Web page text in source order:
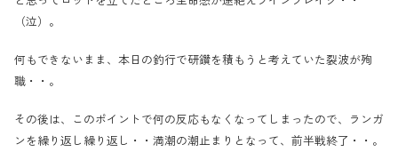
（泣）。
何もできないまま、本日の釣行で研鑽を積もうと考えていた裂波が殉
職・・。
その後は、このポイントで何の反応もなくなってしまったので、ランガ
ンを繰り返し繰り返し・・満潮の潮止まりとなって、前半戦終了・・。